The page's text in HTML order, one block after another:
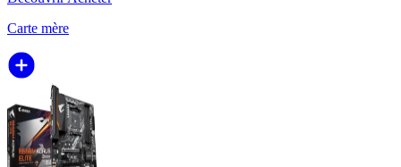
Carte mère